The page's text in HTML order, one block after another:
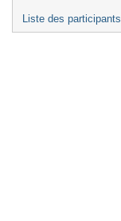
Liste des participants